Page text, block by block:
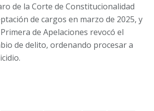
de la Corte de Constitucionalidad
de cargos en marzo de 2025, y
de Apelaciones revocó el
de delito, ordenando procesar a